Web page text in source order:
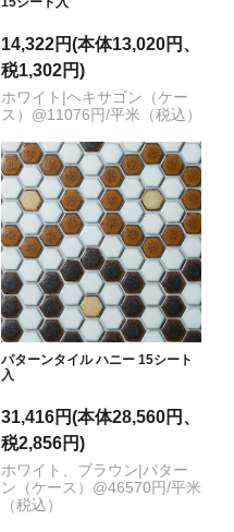
14,322円(本体13,020円、
税1,302円)
ホワイト|ヘキサゴン（ケー
ス）@11076円/平米（税込）
パターンタイル ハニー 15シート
入
31,416円(本体28,560円、
税2,856円)
ホワイト、ブラウン|パター
ン（ケース）@46570円/平米
（税込）